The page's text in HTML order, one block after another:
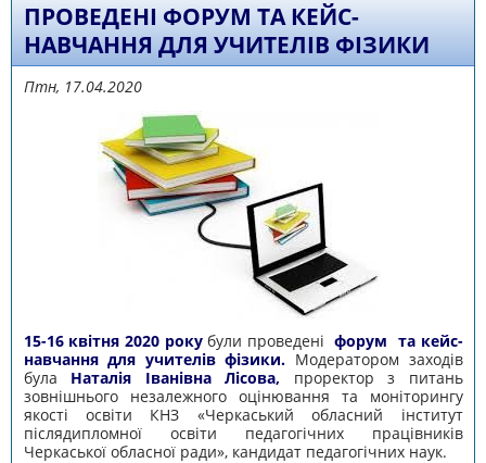
ПРОВЕДЕНІ ФОРУМ ТА КЕЙС-
НАВЧАННЯ ДЛЯ УЧИТЕЛІВ ФІЗИКИ
Птн, 17.04.2020
15-16 квітня 2020 рокубули проведені форум та кейс-
навчання для учителів фізики. Модератором заходів
була Наталія Іванівна Лісова, проректор з питань
зовнішнього незалежного оцінювання та моніторингу
якості освіти КНЗ «Черкаський обласний інститут
післядипломної освіти педагогічних працівників
Черкаської обласної ради», кандидат педагогічних наук.